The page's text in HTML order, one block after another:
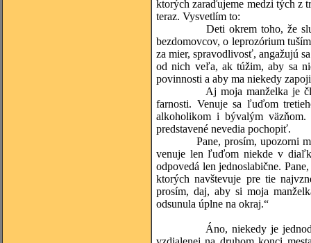
ktorých zaraďujeme medzi tých z
teraz. Vysvetlím to:
Deti okrem toho, že slušne
bezdomovcov, o leprozórium
za mier, spravodlivosť, angažujú
od nich veľa, ak túžim, aby sa
povinnosti a aby ma niekedy
Aj moja manželka je
farnosti. Venuje sa ľuďom
alkoholikom i bývalým
predstavené nevedia pochopiť.
Pane, prosím, upozorni ma,
venuje len ľuďom niekde v
odpovedá len jednoslabične.
ktorých navštevuje pre tie
prosím, daj, aby si moja
odsunula úplne na okraj.“
Áno, niekedy je